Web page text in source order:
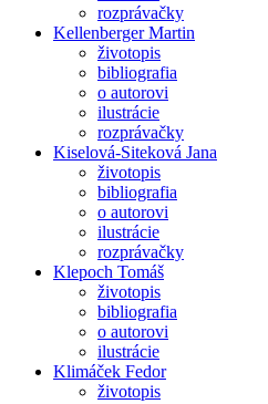
rozprávačky
Kellenberger Martin
životopis
bibliografia
o autorovi
ilustrácie
rozprávačky
Kiselová-Siteková Jana
životopis
bibliografia
o autorovi
ilustrácie
rozprávačky
Klepoch Tomáš
životopis
bibliografia
o autorovi
ilustrácie
Klimáček Fedor
životopis